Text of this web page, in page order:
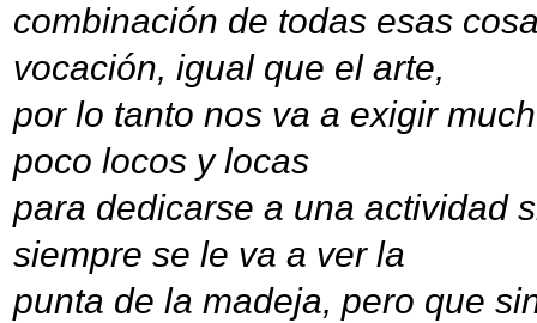
combinación de todas esas
vocación, igual que el arte,
por lo tanto nos va a exigir
poco locos y locas
para dedicarse a una actividad
siempre se le va a ver la
punta de la madeja, pero que